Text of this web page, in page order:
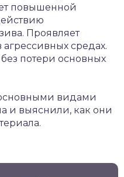
повышенной
Проявляет
средах.
потери основных
видами
и выяснили, как они